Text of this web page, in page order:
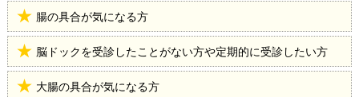
腸の具合が気になる方
脳ドックを受診したことがない方や定期的に受診したい方
大腸の具合が気になる方